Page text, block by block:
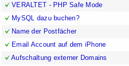
VERALTET - PHP Safe Mode
MySQL dazu buchen?
Name der Postfächer
Email Account auf dem iPhone
Aufschaltung externer Domains